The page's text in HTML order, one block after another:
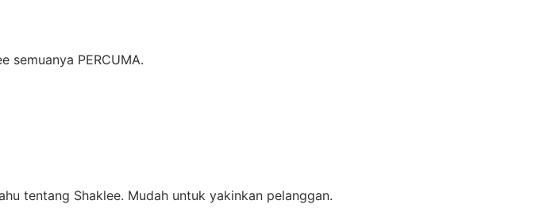
semuanya PERCUMA.
tentang Shaklee. Mudah untuk yakinkan pelanggan.